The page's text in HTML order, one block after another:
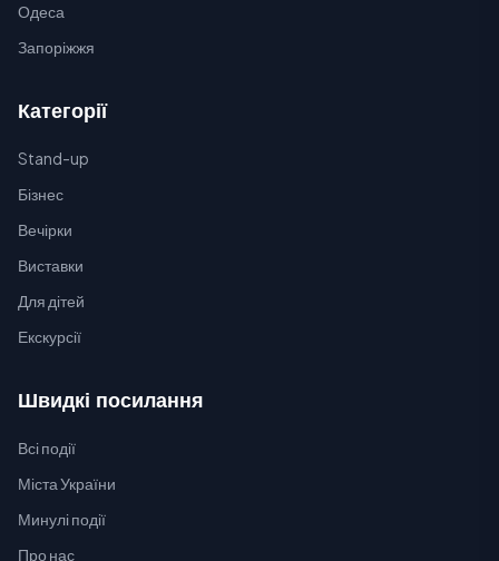
Одеса
Запоріжжя
Категорії
Stand-up
Бізнес
Вечірки
Виставки
Для дітей
Екскурсії
Швидкі посилання
Всі події
Міста України
Минулі події
Про нас